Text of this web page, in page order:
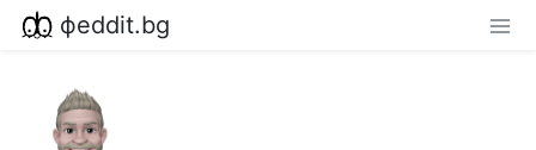
фeddit.bg